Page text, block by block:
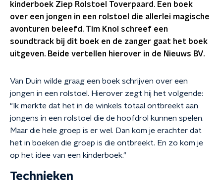
kinderboek Ziep Rolstoel Toverpaard. Een boek
over een jongen in een rolstoel die allerlei magische
avonturen beleefd. Tim Knol schreef een
soundtrack bij dit boek en de zanger gaat het boek
uitgeven. Beide vertellen hierover in de Nieuws BV.
Van Duin wilde graag een boek schrijven over een
jongen in een rolstoel. Hierover zegt hij het volgende:
"Ik merkte dat het in de winkels totaal ontbreekt aan
jongens in een rolstoel die de hoofdrol kunnen spelen.
Maar die hele groep is er wel. Dan kom je erachter dat
het in boeken die groep is die ontbreekt. En zo kom je
op het idee van een kinderboek."
Technieken